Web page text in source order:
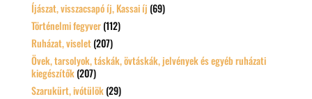
Íjászat, visszacsapó íj, Kassai íj (69)
Történelmi fegyver (112)
Ruházat, viselet (207)
Övek, tarsolyok, táskák, övtáskák, jelvények és egyéb ruházati
kiegészítők (207)
Szarukürt, ivótülök (29)